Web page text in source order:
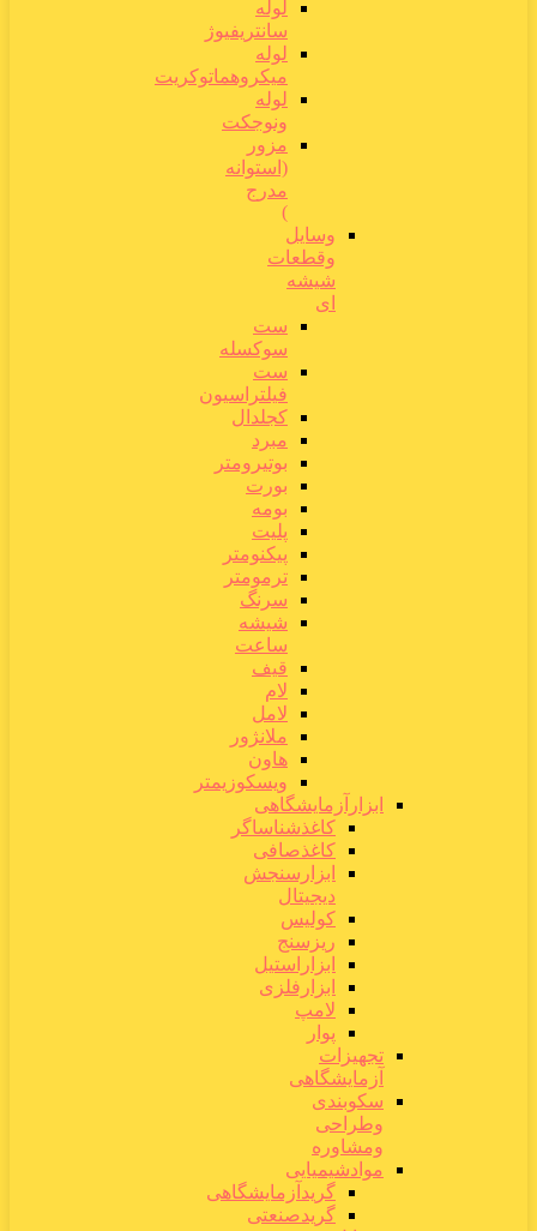
لوله
سانتریفیوژ
لوله
میکروهماتوکریت
لوله
ونوجکت
مزور
(استوانه
مدرج
)
وسایل
وقطعات
شیشه
ای
ست
سوکسله
ست
فیلتراسیون
کجلدال
مبرد
بوتیرومتر
بورت
بومه
پلیت
پیکنومتر
ترمومتر
سرنگ
شیشه
ساعت
قیف
لام
لامل
ملانژور
هاون
ویسکوزیمتر
ابزارآزمایشگاهی
کاغذشناساگر
کاغذصافی
ابزارسنجش
دیجیتال
کولیس
ریزسنج
ابزاراستیل
ابزارفلزی
لامپ
پوار
تجهیزات
آزمایشگاهی
سکوبندی
وطراحی
ومشاوره
موادشیمیایی
گریدآزمایشگاهی
گریدصنعتی